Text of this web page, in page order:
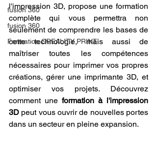
fusion 360
fusion 360
Formation CREALITY PRINT
l'impression 3D, propose une formation
complète qui vous permettra non
seulement de comprendre les bases de
cette technologie, mais aussi de
maîtriser toutes les compétences
nécessaires pour imprimer vos propres
créations, gérer une imprimante 3D, et
optimiser vos projets. Découvrez
comment une formation à l'impression
3D peut vous ouvrir de nouvelles portes
dans un secteur en pleine expansion.